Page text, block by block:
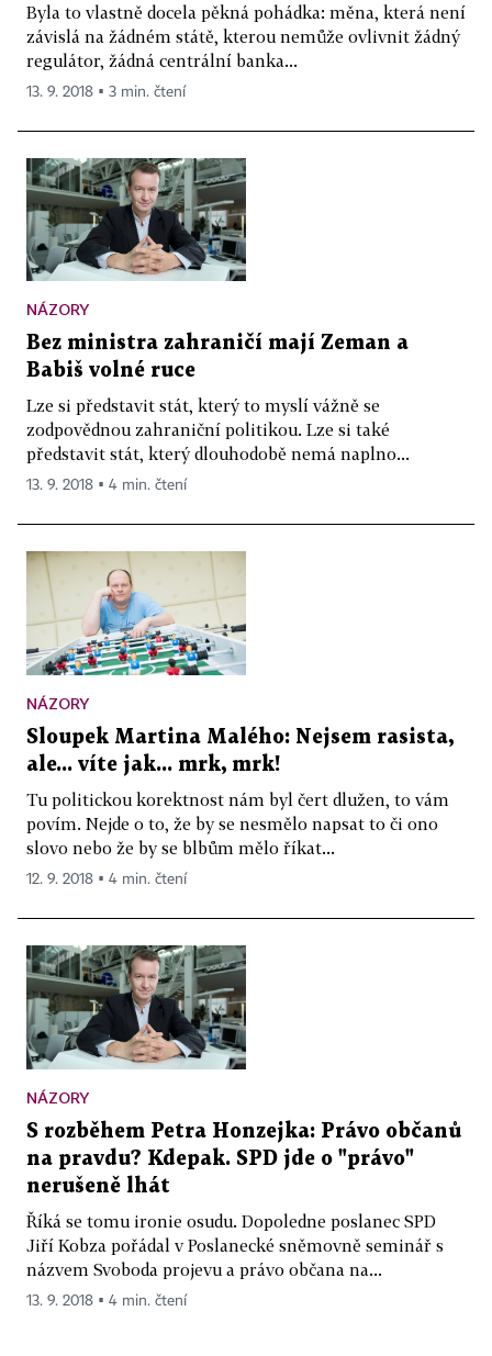
Byla to vlastně docela pěkná pohádka: měna, která není
závislá na žádném státě, kterou nemůže ovlivnit žádný
regulátor, žádná centrální banka...
13. 9. 2018 ▪ 3 min. čtení
NÁZORY
Bez ministra zahraničí mají Zeman a
Babiš volné ruce
Lze si představit stát, který to myslí vážně se
zodpovědnou zahraniční politikou. Lze si také
představit stát, který dlouhodobě nemá naplno...
13. 9. 2018 ▪ 4 min. čtení
NÁZORY
Sloupek Martina Malého: Nejsem rasista,
ale... víte jak... mrk, mrk!
Tu politickou korektnost nám byl čert dlužen, to vám
povím. Nejde o to, že by se nesmělo napsat to či ono
slovo nebo že by se blbům mělo říkat...
12. 9. 2018 ▪ 4 min. čtení
NÁZORY
S rozběhem Petra Honzejka: Právo občanů
na pravdu? Kdepak. SPD jde o "právo"
nerušeně lhát
Říká se tomu ironie osudu. Dopoledne poslanec SPD
Jiří Kobza pořádal v Poslanecké sněmovně seminář s
názvem Svoboda projevu a právo občana na...
13. 9. 2018 ▪ 4 min. čtení